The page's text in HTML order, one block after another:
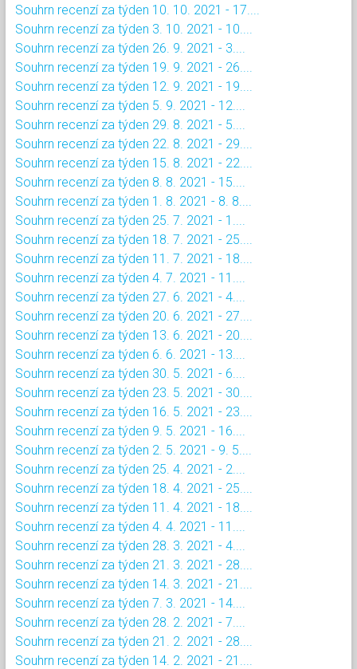
Souhrn recenzí za týden 10. 10. 2021 - 17....
Souhrn recenzí za týden 3. 10. 2021 - 10....
Souhrn recenzí za týden 26. 9. 2021 - 3....
Souhrn recenzí za týden 19. 9. 2021 - 26....
Souhrn recenzí za týden 12. 9. 2021 - 19....
Souhrn recenzí za týden 5. 9. 2021 - 12....
Souhrn recenzí za týden 29. 8. 2021 - 5....
Souhrn recenzí za týden 22. 8. 2021 - 29....
Souhrn recenzí za týden 15. 8. 2021 - 22....
Souhrn recenzí za týden 8. 8. 2021 - 15....
Souhrn recenzí za týden 1. 8. 2021 - 8. 8....
Souhrn recenzí za týden 25. 7. 2021 - 1....
Souhrn recenzí za týden 18. 7. 2021 - 25....
Souhrn recenzí za týden 11. 7. 2021 - 18....
Souhrn recenzí za týden 4. 7. 2021 - 11....
Souhrn recenzí za týden 27. 6. 2021 - 4....
Souhrn recenzí za týden 20. 6. 2021 - 27....
Souhrn recenzí za týden 13. 6. 2021 - 20....
Souhrn recenzí za týden 6. 6. 2021 - 13....
Souhrn recenzí za týden 30. 5. 2021 - 6....
Souhrn recenzí za týden 23. 5. 2021 - 30....
Souhrn recenzí za týden 16. 5. 2021 - 23....
Souhrn recenzí za týden 9. 5. 2021 - 16....
Souhrn recenzí za týden 2. 5. 2021 - 9. 5....
Souhrn recenzí za týden 25. 4. 2021 - 2....
Souhrn recenzí za týden 18. 4. 2021 - 25....
Souhrn recenzí za týden 11. 4. 2021 - 18....
Souhrn recenzí za týden 4. 4. 2021 - 11....
Souhrn recenzí za týden 28. 3. 2021 - 4....
Souhrn recenzí za týden 21. 3. 2021 - 28....
Souhrn recenzí za týden 14. 3. 2021 - 21....
Souhrn recenzí za týden 7. 3. 2021 - 14....
Souhrn recenzí za týden 28. 2. 2021 - 7....
Souhrn recenzí za týden 21. 2. 2021 - 28....
Souhrn recenzí za týden 14. 2. 2021 - 21....